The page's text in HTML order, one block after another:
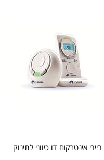
בייבי אינטרקום דו כיווני לתינוק